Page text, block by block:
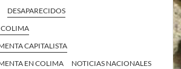
DESAPARECIDOS
COLIMA
CAPITALISTA
EN COLIMA
NOTICIAS NACIONALES